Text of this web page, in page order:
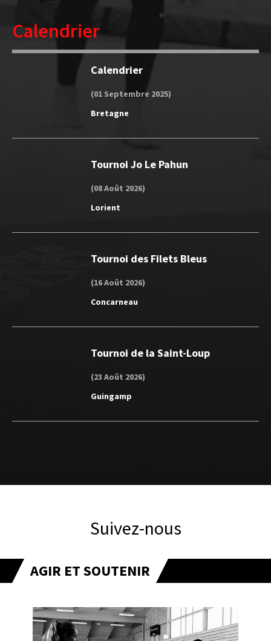
Calendrier
Calendrier
(01 Septembre 2025)
Bretagne
Tournoi Jo Le Pahun
(08 Août 2026)
Lorient
Tournoi des Filets Bleus
(16 Août 2026)
Concarneau
Tournoi de la Saint-Loup
(23 Août 2026)
Guingamp
Suivez-nous
AGIR ET SOUTENIR